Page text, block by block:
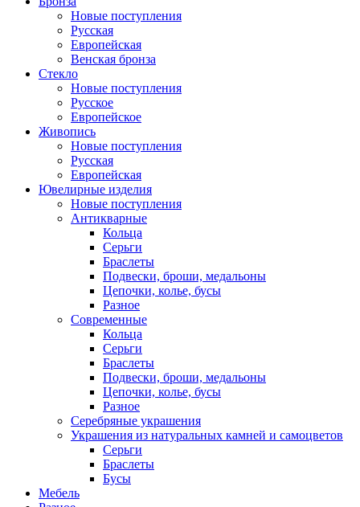
Новые поступления
Русская
Европейская
Венская бронза
Стекло
Новые поступления
Русское
Европейское
Живопись
Новые поступления
Русская
Европейская
Ювелирные изделия
Новые поступления
Антикварные
Кольца
Серьги
Браслеты
Подвески, броши, медальоны
Цепочки, колье, бусы
Разное
Современные
Кольца
Серьги
Браслеты
Подвески, броши, медальоны
Цепочки, колье, бусы
Разное
Серебряные украшения
Украшения из натуральных камней и самоцветов
Серьги
Браслеты
Бусы
Мебель